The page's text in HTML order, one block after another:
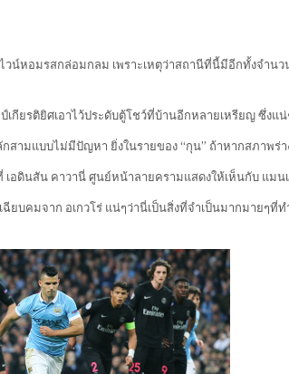
วน์หอมรสกล่อมกลม เพราะเหตุว่าสถานีที่นี้มีอีกทั้งจำน
เกียรติยิศเอาไว้ประดับตู้โชว์ที่บ้านอีกหลายเหรียญ ซึ่
ามแบบไม่มีปัญหา ยิ่งในรายของ “กุน” ถ้าหากสภาพร่า
อดินสัน คาวานี่ ศูนย์หน้าลายครามแสดงให้เห็นกับ แมน
ยบคมจาก อเกวโร่ แน่ๆว่านี่เป็นสิ่งที่จำเป็นมากมายๆ